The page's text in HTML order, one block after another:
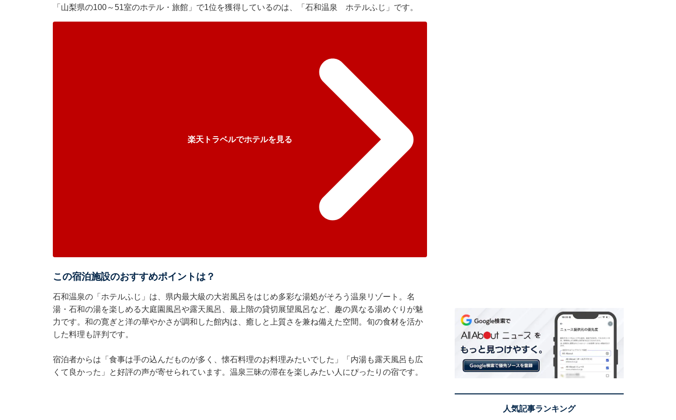
「山梨県の100～51室のホテル・旅館」で1位を獲得しているのは、「石和温泉 ホテルふじ」です。
楽天トラベルでホテルを見る
この宿泊施設のおすすめポイントは？
石和温泉の「ホテルふじ」は、県内最大級の大岩風呂をはじめ多彩な湯処がそろう温泉リゾート。名
湯・石和の湯を楽しめる大庭園風呂や露天風呂、最上階の貸切展望風呂など、趣の異なる湯めぐりが魅
力です。和の寛ぎと洋の華やかさが調和した館内は、癒しと上質さを兼ね備えた空間。旬の食材を活か
した料理も評判です。
宿泊者からは「食事は手の込んだものが多く、懐石料理のお料理みたいでした」「内湯も露天風呂も広
くて良かった」と好評の声が寄せられています。温泉三昧の滞在を楽しみたい人にぴったりの宿です。